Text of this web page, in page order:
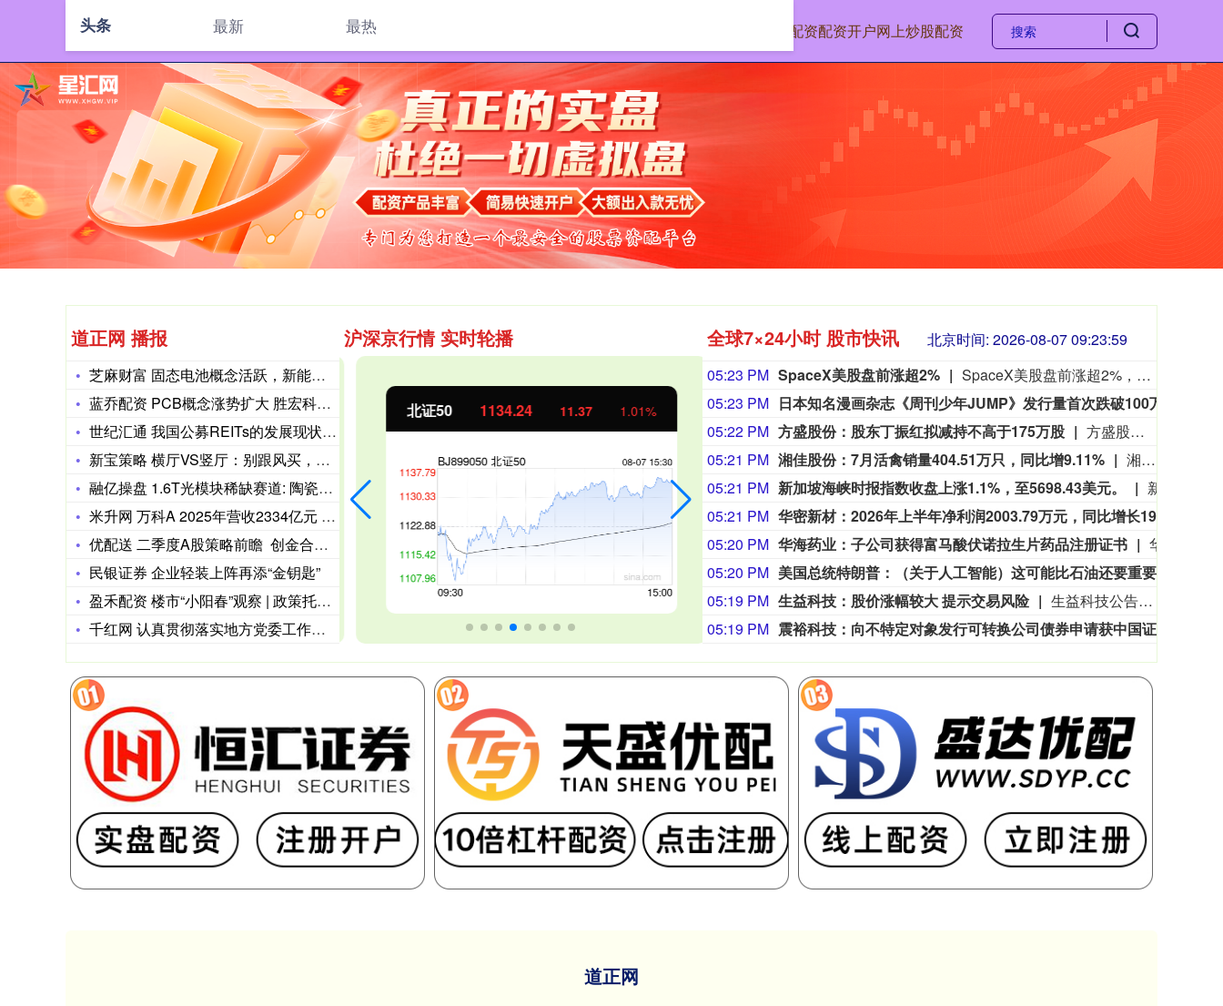
专业股票配资配资开户网上炒股配资
道正网 播报
芝麻财富 固态电池概念活跃，新能车ETF(515700)电池
蓝乔配资 PCB概念涨势扩大 胜宏科技总市值突破1500亿续
世纪汇通 我国公募REITs的发展现状与高质量发展优化路径
新宝策略 横厅VS竖厅：别跟风买，一张户型图看透真实利用率
融亿操盘 1.6T光模块稀缺赛道: 陶瓷基板接棒磷化铟, 5
米升网 万科A 2025年营收2334亿元 净亏损885.6
优配送 二季度A股策略前瞻 创金合信基金魏凤春：把握能源安
民银证券 企业轻装上阵再添“金钥匙”
盈禾配资 楼市“小阳春”观察 | 政策托底、需求释放、信心修
千红网 认真贯彻落实地方党委工作条例 切实担负起谋发展保安全
沪深京行情 实时轮播
沪深300 4694.44 43.13 0.93% 北证50 1134.24 11.37 1.01% 创业板指 3563.12 47.56 1.35% 基金指数
全球7×24小时 股市快讯 北京时间: 2026-08-07 09:24:00
05:23 PM SpaceX美股盘前涨超2%
SpaceX美股盘前涨超2%，现报117.22美元。
05:23 PM
05:22 PM 方盛股份：股东丁振红拟减持不高于175万股
方盛股份公告，持股5%以上股东、董事丁振红持有公司股份710.16万股，占公司总股本比例8.1115%，拟于本公告披露之日起30个交易日后的3个月内，通过集中竞价或大宗交易方式减持不高于175万股，占公司总股本比例1.9988%。
05:21 PM 湘佳股份：7月活禽销量404.51万只，同比增9.11%
湘佳股份公告，2026年7月销售活禽404.51万只，销售收入7969.32万元，销售均价9.48元/公斤，环比变动分别为10.40%、6.21%、-0.61%，同比变动分别为9.11%、56.91%、20.79%；当年累计销量2663.12万只，销售收入5.63亿元。
05:21 PM 新加坡海峡时报指数收盘上涨1.1%，至5698.43美元。
05:21 PM
05:20 PM 华海药业：子公司获得富马酸伏诺拉生片药品注册证书
05:20 PM
美国总统特朗普：（关于人工智能）这可能比石油还要重要。谁赢得人工智能，谁就赢得一切。就是如此重要。
05:19 PM 生益科技：股价涨幅较大 提示交易风险
生益科技公告称，公司股票于2026年8月7日以涨停价139.98元/股收盘，较8月3日收盘价上涨约37%，累计涨幅超相关指数，可能存在短期上涨过快下跌风险。公司目前经营正常，无应披露未披露事项，市净率17.24高于行业平均的9.85。董事长陈仁喜拟减持不超335,762股，截至8月7日未减持。提醒投资者理性投资，注意风险。
05:19 PM
震裕科技：向不特定对象发行可转换公司债券申请获中国证监会同意注册批复
道正网
头条 最新 最热